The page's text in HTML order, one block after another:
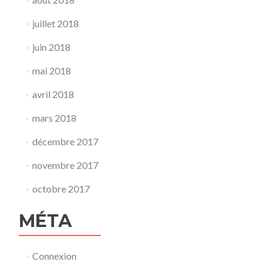
juillet 2018
juin 2018
mai 2018
avril 2018
mars 2018
décembre 2017
novembre 2017
octobre 2017
MÉTA
Connexion